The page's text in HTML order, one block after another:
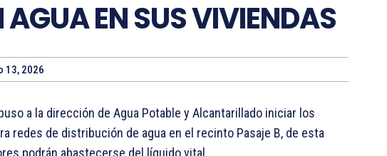
EN SUS VIVIENDAS
13, 2026
a la dirección de Agua Potable y Alcantarillado iniciar los
redes de distribución de agua en el recinto Pasaje B, de esta
podrán abastecerse del líquido vital.